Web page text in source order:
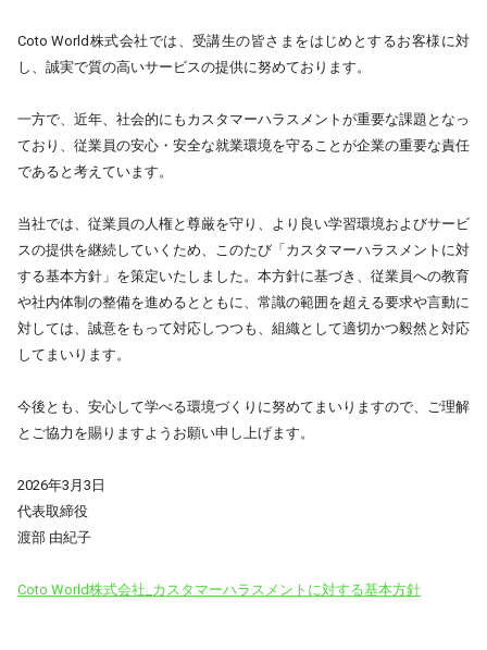
Coto World株式会社では、受講生の皆さまをはじめとするお客様に対
し、誠実で質の高いサービスの提供に努めております。
一方で、近年、社会的にもカスタマーハラスメントが重要な課題となっ
ており、従業員の安心・安全な就業環境を守ることが企業の重要な責任
であると考えています。
当社では、従業員の人権と尊厳を守り、より良い学習環境およびサービ
スの提供を継続していくため、このたび「カスタマーハラスメントに対
する基本方針」を策定いたしました。本方針に基づき、従業員への教育
や社内体制の整備を進めるとともに、常識の範囲を超える要求や言動に
対しては、誠意をもって対応しつつも、組織として適切かつ毅然と対応
してまいります。
今後とも、安心して学べる環境づくりに努めてまいりますので、ご理解
とご協力を賜りますようお願い申し上げます。
2026年3月3日
代表取締役
渡部 由紀子
Coto World株式会社_カスタマーハラスメントに対する基本方針